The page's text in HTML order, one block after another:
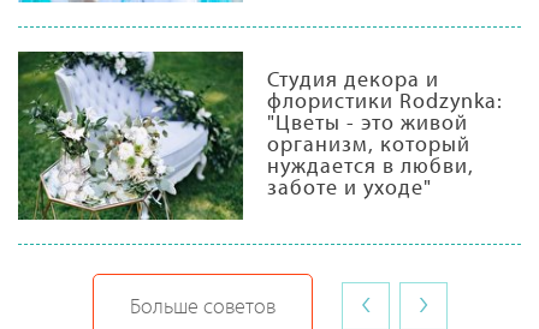
Студия декора и
флористики Rodzynka:
"Цветы - это живой
организм, который
нуждается в любви,
заботе и уходе"
Больше советов ‹ ›